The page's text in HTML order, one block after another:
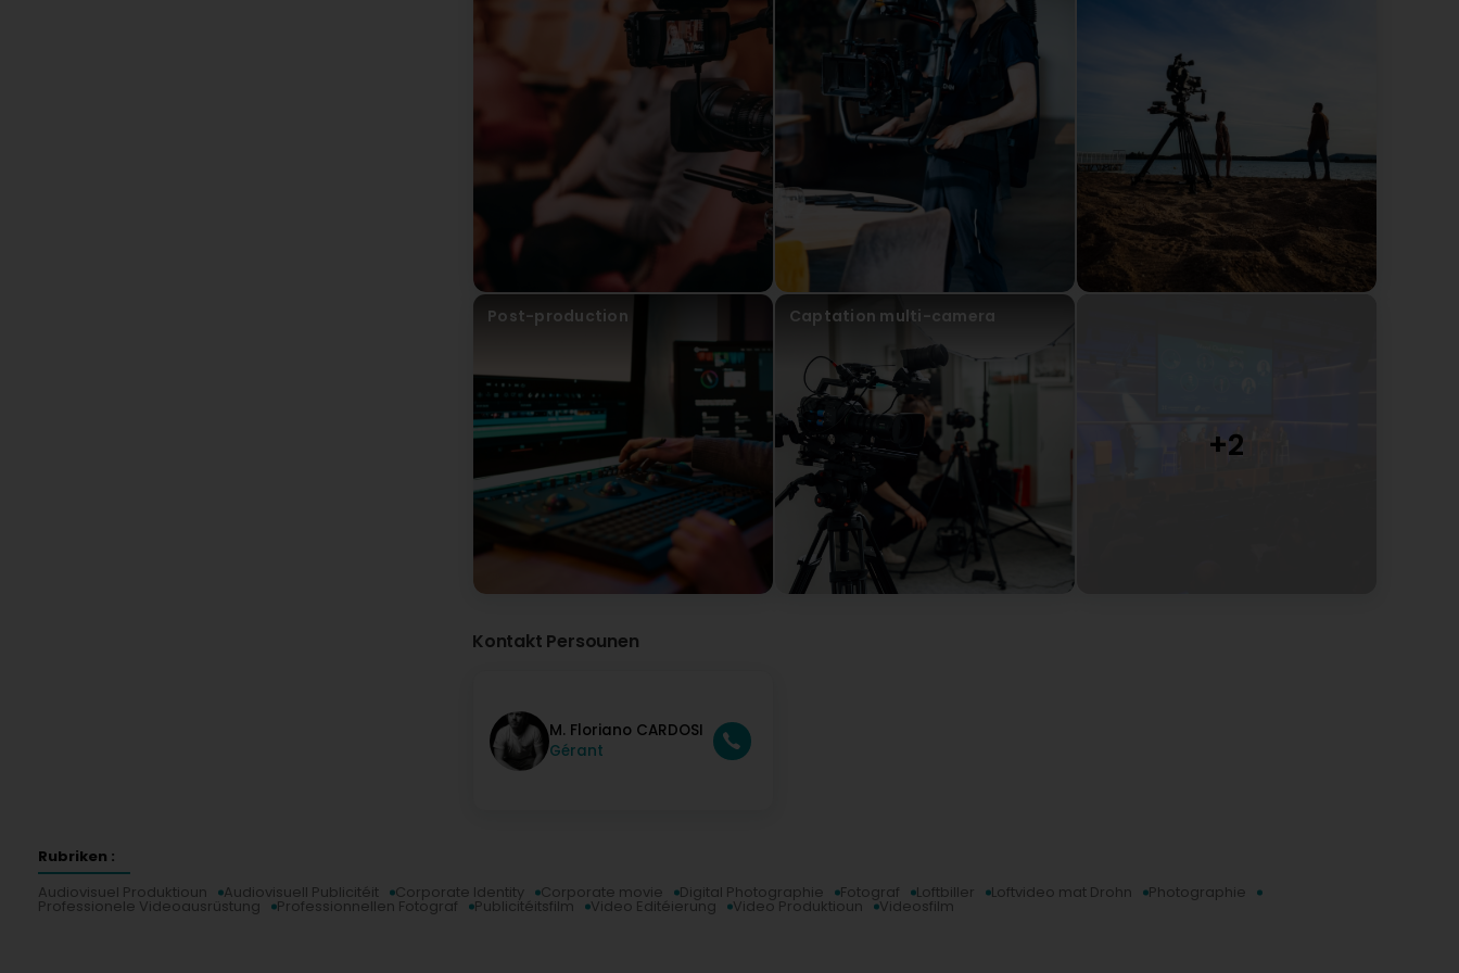
LC ACADEMIE
Virun 2 Joer(en)
Première expérience avec Erelis et pleine satisfaction ! Tournage de vidéos et prise de photos pour notre
nouveau site Web. Merci pour votre professionnalisme. (Translated by Google) First experience with Erelis and
complete satisfaction! Filming videos and taking photos for our new website. Thank you for your
professionalism.
Erelis Sàrl
Nous sommes ravis d'apprendre que votre première expérience avec nous s'est bien déroulée. Merci
pour vos commentaires positifs, cela signifie beaucoup pour nous. Nous espérons vous revoir bientôt
pour de nouveaux projets. Cordialement, Floriano Erelis Sàrl
Laurie Rnd
Dans le cadre de mon travail, j'ai récemment fait appel aux services d'Erelis pour un événement professionnel
important. Je suis très satisfaite de cette collaboration. Le professionnalisme et la réactivité de Floriano et de
son équipe ont permis d'immortaliser notre événement avec des photos et des vidéos professionnelles et de
qualité. Je recommande vivement leurs services ! (Translated by Google) As part of my work, I recently used
Erelis' services for an important professional event. I am very satisfied with this collaboration. The
professionalism and responsiveness of Floriano and his team allowed us to immortalize our event with
professional, high-quality photos and videos. I highly recommend their services!
Erelis Sàrl
Virun 1 Joer(en)
Bonjour Laurie, Nous vous remercions pour cette excellente appréciation. Au plaisir de vous revoir
prochainement dans notre établissement. Bonne journée ! Floriano Erelis Sàrl
Post-production Captation multi-camera
Kontakt Persounen
M. Floriano CARDOSI
Gérant
Rubriken :
Audiovisuel Produktioun
Audiovisuell Publicitéit Corporate Identity Corporate movie Digital Photographie Fotograf Loftbiller Loftvideo mat Drohn Photographie
Professionele Videoausrüstung Professionnellen Fotograf Publicitéitsfilm Video Editéierung Video Produktioun Videosfilm